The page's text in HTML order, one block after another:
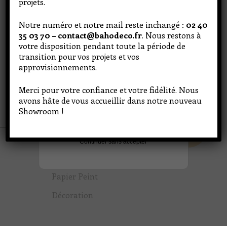
lundi : 13h - 18h
Mardi au Vendredi : 8h30 – 17h30
contact@bahodeco.fr
02 40 35 03 70
Papier Peint
Décoration
Notre numéro et notre mail reste inchangé : 02 40
35 03 70 – contact@bahodeco.fr. Nous restons à
votre disposition pendant toute la période de
transition pour vos projets et vos
approvisionnements.
Merci pour votre confiance et votre fidélité. Nous
avons hâte de vous accueillir dans notre nouveau
Showroom !
Le site utilise des cookies pour délivrer des
fonctionnalités, personnaliser son contenu et
ses publicités et pour analyser son trafic.
Consultez lapolitique de confidentialité
choix est valable uniquement sur ce site et sur
le terminal utilisé pour une durée de 13 mois.
Tout accepter
Continuer sans accepter